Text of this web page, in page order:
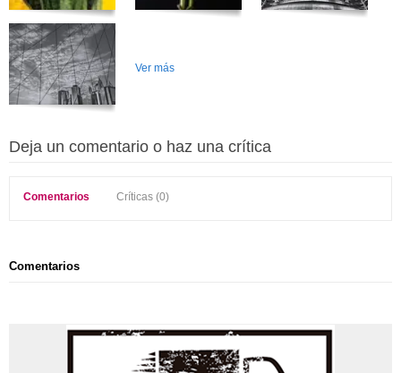
Ver más
Deja un comentario o haz una crítica
Comentarios Críticas (0)
Comentarios